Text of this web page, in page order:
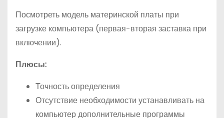
Посмотреть модель материнской платы при
загрузке компьютера (первая-вторая заставка при
включении).
Плюсы:
Точность определения
Отсутствие необходимости устанавливать на
компьютер дополнительные программы